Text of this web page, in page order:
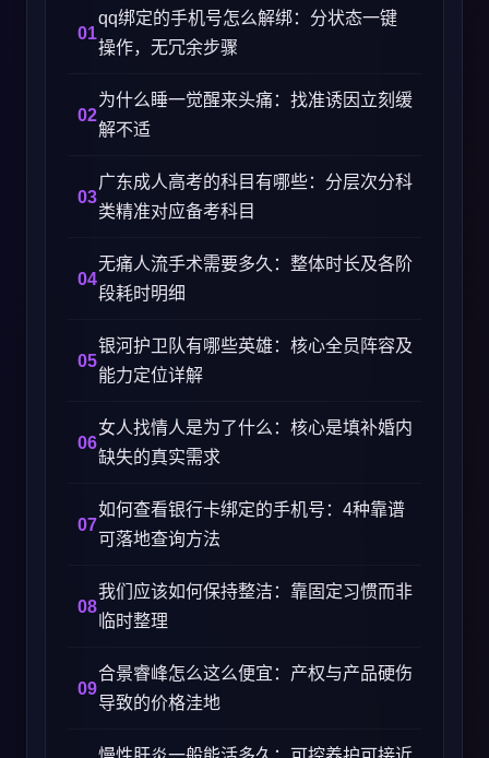
qq绑定的手机号怎么解绑：分状态一键
操作，无冗余步骤
为什么睡一觉醒来头痛：找准诱因立刻缓
解不适
广东成人高考的科目有哪些：分层次分科
类精准对应备考科目
无痛人流手术需要多久：整体时长及各阶
段耗时明细
银河护卫队有哪些英雄：核心全员阵容及
能力定位详解
女人找情人是为了什么：核心是填补婚内
缺失的真实需求
如何查看银行卡绑定的手机号：4种靠谱
可落地查询方法
我们应该如何保持整洁：靠固定习惯而非
临时整理
合景睿峰怎么这么便宜：产权与产品硬伤
导致的价格洼地